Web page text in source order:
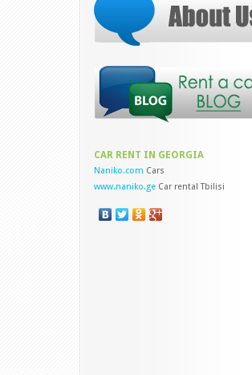
CAR RENT IN GEORGIA
Naniko.com Cars
www.naniko.ge Car rental Tbilisi